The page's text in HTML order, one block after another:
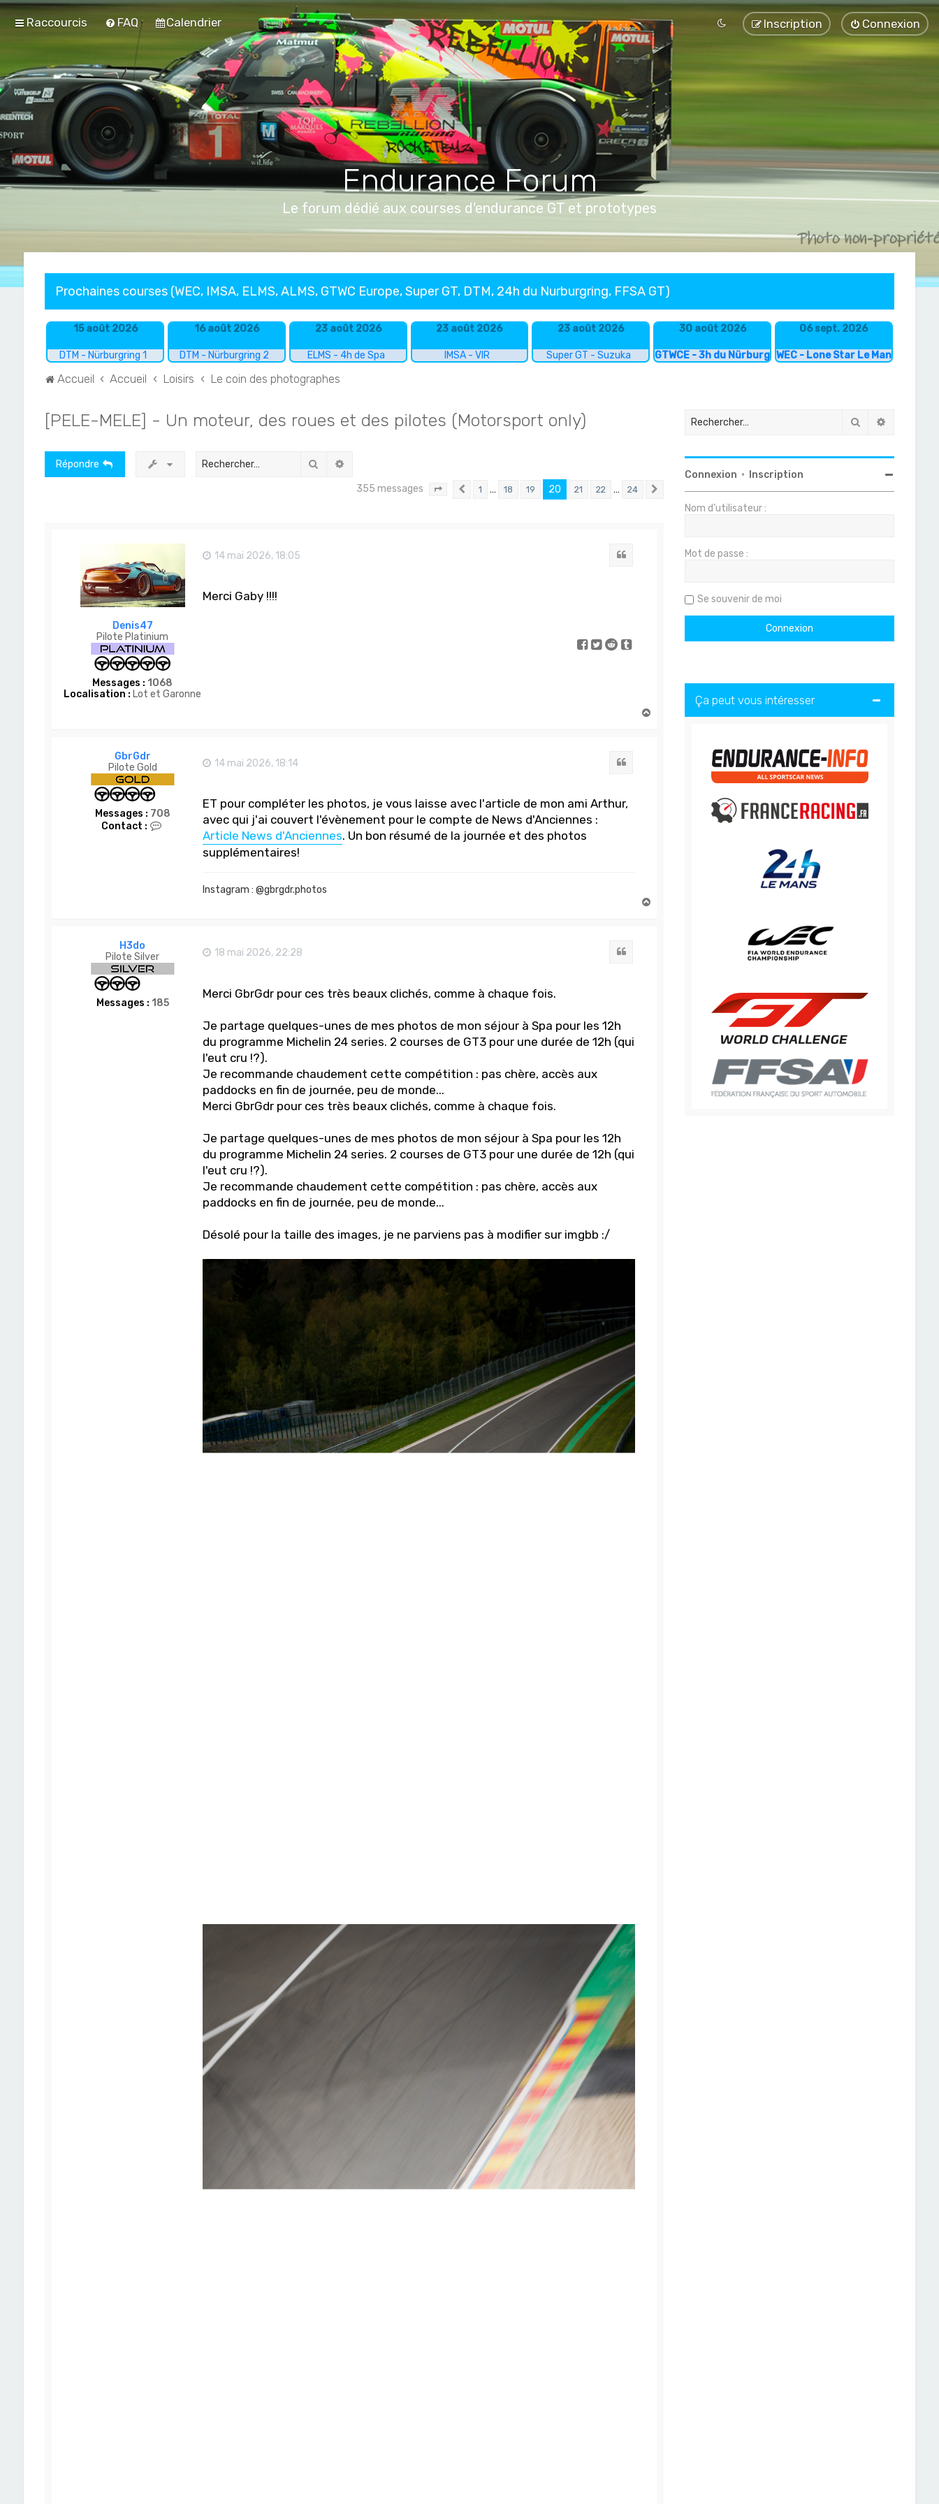
Raccourcis FAQ Calendrier Connexion
Inscription
Endurance Forum
Le forum dédié aux courses d'endurance GT et prototypes
Prochaines courses (WEC, IMSA, ELMS, ALMS, GTWC Europe, Super GT, DTM, 24h du Nurburgring, FFSA GT)
15 août 2026
DTM - Nürburgring 1
16 août 2026
DTM - Nürburgring 2
23 août 2026
ELMS - 4h de Spa
23 août 2026
IMSA - VIR
23 août 2026
Super GT - Suzuka
30 août 2026
GTWCE - 3h du Nürburgring
06 sept. 2026
WEC - Lone Star Le Mans
Accueil Accueil Loisirs Le coin des photographes
[PELE-MELE] - Un moteur, des roues et des pilotes (Motorsport only)
Répondre Rechercher
355 messages Page 20sur 24
Précédent
1 … 18 19 20 21 22 … 24 Suivant
Denis47
Pilote Platinium
Messages : 1068
Localisation : Lot et Garonne
14 mai 2026, 18:05
Merci Gaby !!!!
GbrGdr
Pilote Gold
Messages : 708
Contact :
14 mai 2026, 18:14
ET pour compléter les photos, je vous laisse avec l'article de mon ami Arthur,
avec qui j'ai couvert l'évènement pour le compte de News d'Anciennes :
Article News d'Anciennes. Un bon résumé de la journée et des photos
supplémentaires!
Instagram : @gbrgdr.photos
H3do
Pilote Silver
Messages : 185
18 mai 2026, 22:28
Merci GbrGdr pour ces très beaux clichés, comme à chaque fois.
Je partage quelques-unes de mes photos de mon séjour à Spa pour les 12h
du programme Michelin 24 series. 2 courses de GT3 pour une durée de 12h (qui
l'eut cru !?).
Je recommande chaudement cette compétition : pas chère, accès aux
paddocks en fin de journée, peu de monde...
Merci GbrGdr pour ces très beaux clichés, comme à chaque fois.
Je partage quelques-unes de mes photos de mon séjour à Spa pour les 12h
du programme Michelin 24 series. 2 courses de GT3 pour une durée de 12h (qui
l'eut cru !?).
Je recommande chaudement cette compétition : pas chère, accès aux
paddocks en fin de journée, peu de monde...
Désolé pour la taille des images, je ne parviens pas à modifier sur imgbb :/
Rechercher
Connexion • Inscription
Nom d’utilisateur :
Mot de passe :
Se souvenir de moi
Ça peut vous intéresser